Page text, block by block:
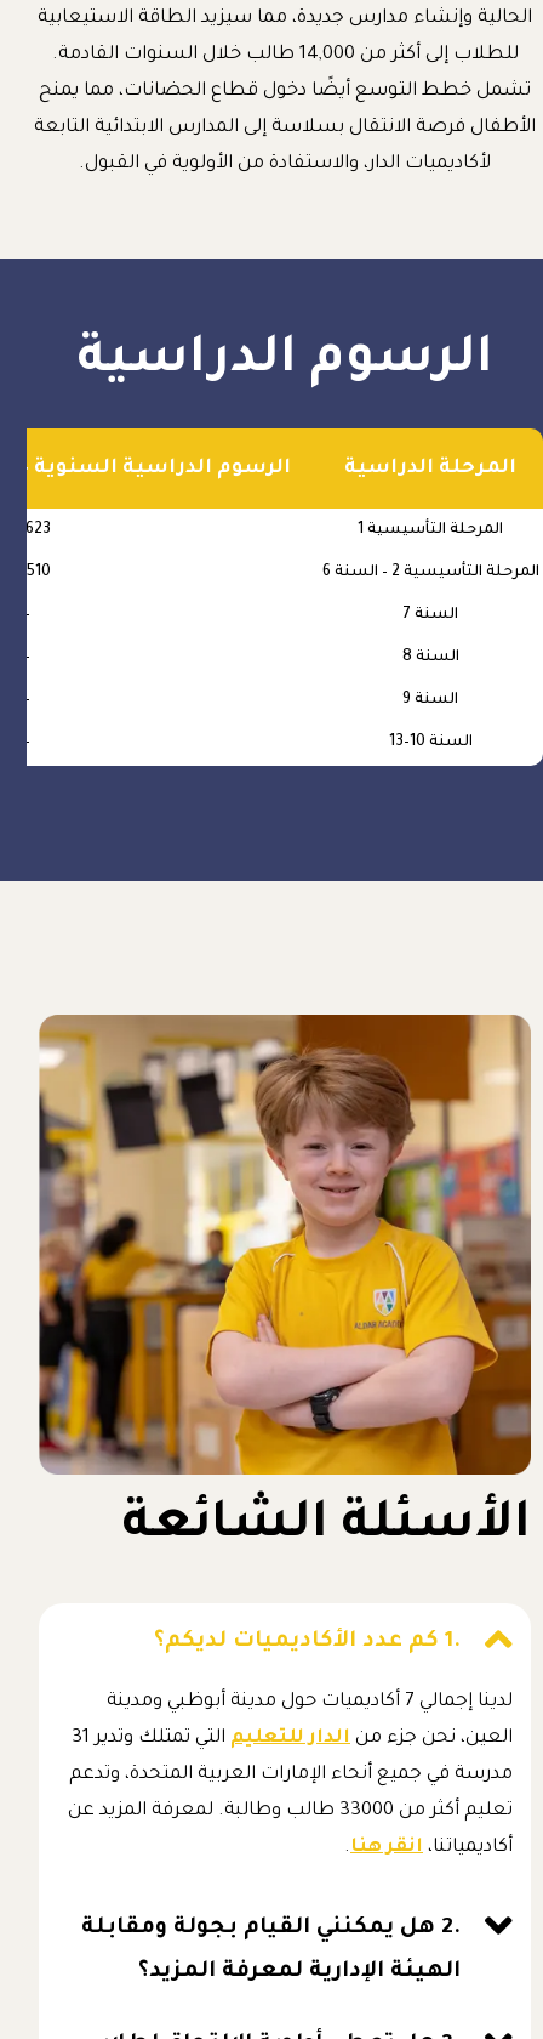
الحالية وإنشاء مدارس جديدة، مما سيزيد الطاقة الاستيعابية
للطلاب إلى أكثر من 14,000 طالب خلال السنوات القادمة.
تشمل خطط التوسع أيضًا دخول قطاع الحضانات، مما يمنح
الأطفال فرصة الانتقال بسلاسة إلى المدارس الابتدائية التابعة
لأكاديميات الدار، والاستفادة من الأولوية في القبول.
الرسوم الدراسية
المرحلة الدراسية الرسوم الدراسية السنوية 2024-25 (بالدرهم الإماراتي)*
المرحلة التأسيسية 1
المرحلة التأسيسية 2 – السنة 6
السنة 7
السنة 8
السنة 9
السنة 10–13
46,623
48,510
–
–
–
–
الأسئلة الشائعة
.1 كم عدد الأكاديميات لديكم؟
لدينا إجمالي 7 أكاديميات حول مدينة أبوظبي ومدينة
العين، نحن جزء من الدار للتعليم
التي تمتلك وتدير 31
مدرسة في جميع أنحاء الإمارات العربية المتحدة، وتدعم
تعليم أكثر من 33000 طالب وطالبة. لمعرفة المزيد عن
أكاديمياتنا، انقر هنا.
.2 هل يمكنني القيام بجولة ومقابلة
الهيئة الإدارية لمعرفة المزيد؟